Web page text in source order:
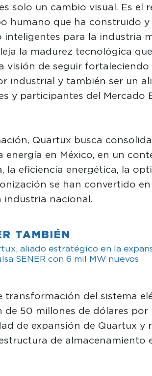
solo un cambio visual. Es el
humano que ha construido y
inteligentes para la industria
la madurez tecnológica
visión de seguir fortaleciendo
industrial y también ser un
y participantes del Mercado
Quartux busca
energía en México, en un
la eficiencia energética, la
se han convertido
industria nacional.
TAMBIÉN
aliado estratégico en la
SENER con 6 mil MW nuevos
transformación del sistema
de 50 millones de dólares por
de expansión de Quartux y
de almacenamiento